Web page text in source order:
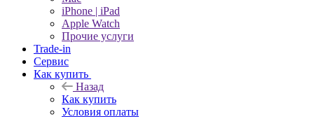
iPhone | iPad
Apple Watch
Прочие услуги
Trade-in
Сервис
Как купить
Назад
Как купить
Условия оплаты